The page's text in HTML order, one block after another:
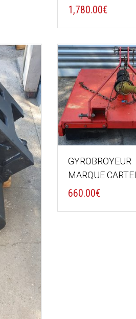
1,780.00€
GYROBROYEUR
MARQUE CARTEL
660.00€